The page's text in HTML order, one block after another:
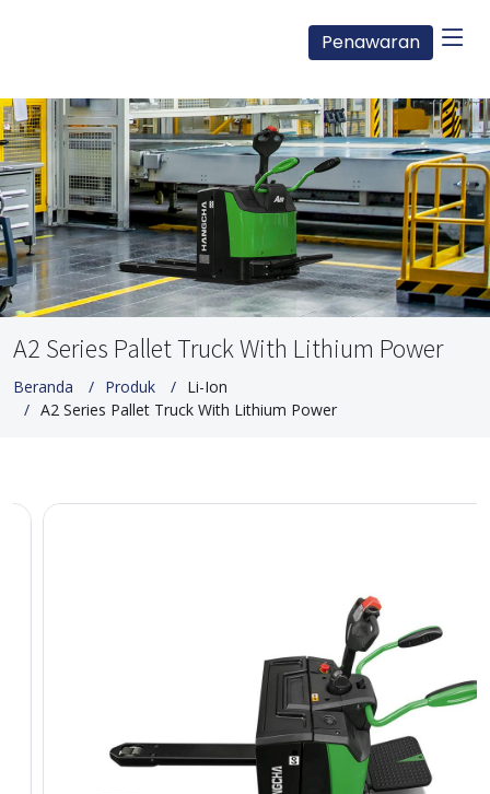
Penawaran
A2 Series Pallet Truck With Lithium Power
Beranda Produk
Li-Ion
A2 Series Pallet Truck With Lithium Power